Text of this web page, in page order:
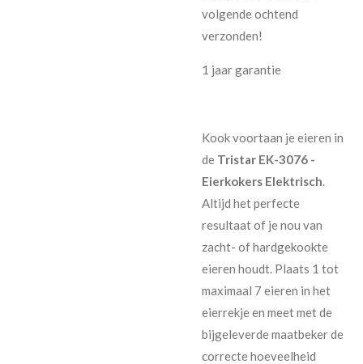
volgende ochtend
verzonden!
1 jaar garantie
Kook voortaan je eieren in
de Tristar EK-3076 -
Eierkokers Elektrisch.
Altijd het perfecte
resultaat of je nou van
zacht- of hardgekookte
eieren houdt. Plaats 1 tot
maximaal 7 eieren in het
eierrekje en meet met de
bijgeleverde maatbeker de
correcte hoeveelheid